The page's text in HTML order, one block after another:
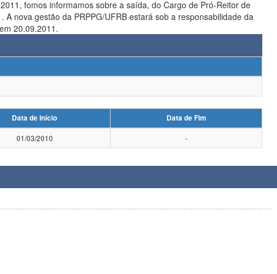
nova gestão da PRPPG/UFRB estará sob a responsabilidade da
20.09.2011.
Data de Início
Data de Fim
01/03/2010 -